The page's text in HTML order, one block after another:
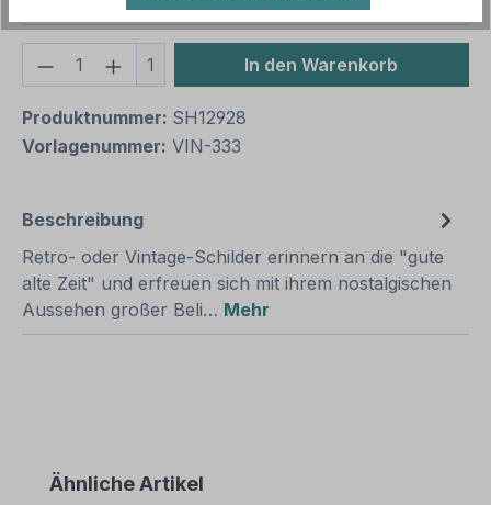
Produkt Anzahl: Gib den
1 In den Warenkorb
Produktnummer: SH12928
Vorlagenummer: VIN-333
Beschreibung
Retro- oder Vintage-Schilder erinnern an die "gute
alte Zeit" und erfreuen sich mit ihrem nostalgischen
Aussehen großer Beli… Mehr
Produktgalerie überspringen
Ähnliche Artikel